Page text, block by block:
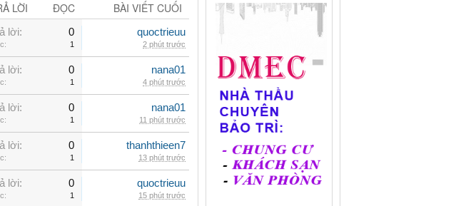
LỜI ĐỌC BÀI VIẾT CUỐI
lời: 0
1
quoctrieuu
2 phút trước
lời: 0
1
nana01
4 phút trước
lời: 0
1
nana01
11 phút trước
lời: 0
1
thanhthieen7
13 phút trước
lời: 0
1
quoctrieuu
15 phút trước